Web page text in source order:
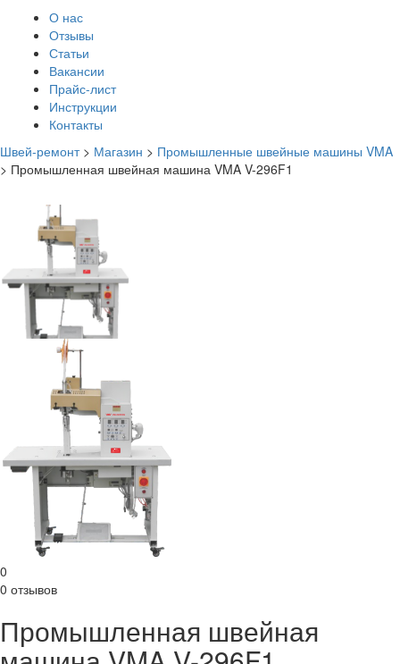
О нас
Отзывы
Статьи
Вакансии
Прайс-лист
Инструкции
Контакты
Швей-ремонт> Магазин > Промышленные швейные машины VMA
> Промышленная швейная машина VMA V-296F1
0
0 отзывов
Промышленная швейная